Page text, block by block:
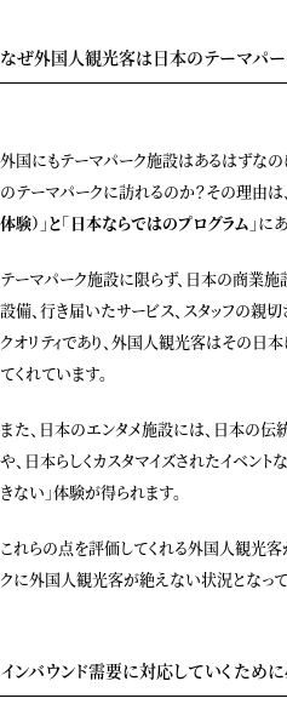
なぜ外国人観光客は日本のテーマパー
外国にもテーマパーク施設はあるはずな
のテーマパークに訪れるのか？その理由は、
体験）」と「日本ならではのプログラム」に
テーマパーク施設に限らず、日本の商業施
設備、行き届いたサービス、スタッフの親
クオリティであり、外国人観光客はその日
てくれています。
また、日本のエンタメ施設には、日本の伝
や、日本らしくカスタマイズされたイベント
きない」体験が得られます。
これらの点を評価してくれる外国人観光
クに外国人観光客が絶えない状況となって
インバウンド需要に対応していくため